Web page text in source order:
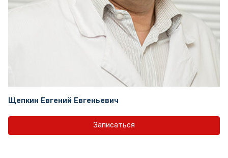
Щепкин Евгений Евгеньевич
Записаться